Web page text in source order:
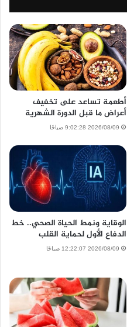
أطعمة تساعد على تخفيف
أعراض ما قبل الدورة الشهرية
2026/08/09 9:02:28 صباحًا
الوقاية ونمط الحياة الصحي.. خط
الدفاع الأول لحماية القلب
2026/08/09 12:22:07 صباحًا